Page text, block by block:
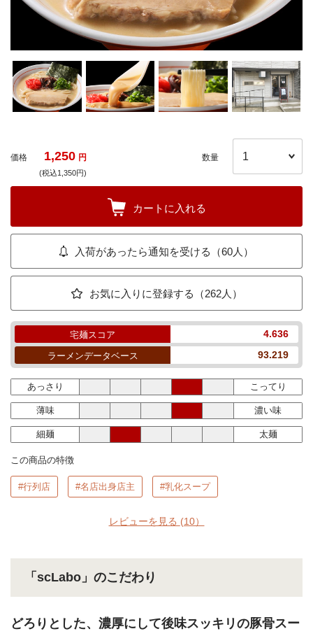
価格 1,250 円
(税込1,350円)
数量
カートに入れる
入荷があったら通知を受ける（60人）
お気に入りに登録する（262人）
宅麺スコア 4.636
ラーメンデータベース 93.219
あっさり こってり
薄味 濃い味
細麺 太麺
この商品の特徴
#行列店 #名店出身店主 #乳化スープ
レビューを見る (10）
「scLabo」のこだわり
どろりとした、濃厚にして後味スッキリの豚骨スー